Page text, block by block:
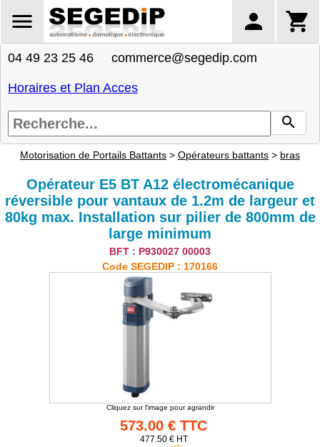
04 49 23 25 46 commerce@segedip.com
Horaires et Plan Acces
Motorisation de Portails Battants > Opérateurs battants > bras
Opérateur E5 BT A12 électromécanique
réversible pour vantaux de 1.2m de largeur et
80kg max. Installation sur pilier de 800mm de
large minimum
BFT : P930027 00003
Code SEGEDIP : 170166
Cliquez sur l'image pour agrandir
573.00 € TTC
477.50 € HT